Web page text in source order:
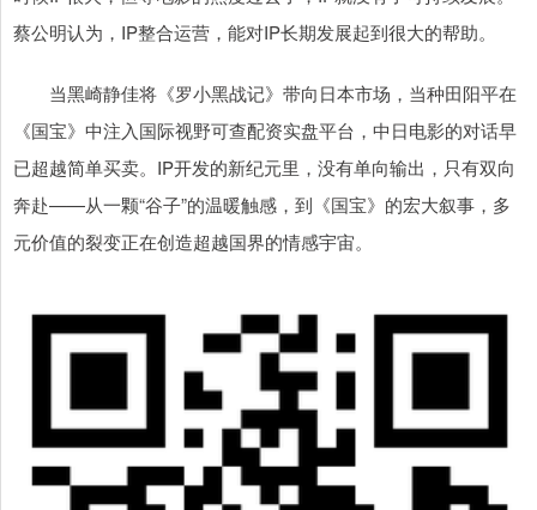
蔡公明认为，IP整合运营，能对IP长期发展起到很大的帮助。
当黑崎静佳将《罗小黑战记》带向日本市场，当种田阳平在
《国宝》中注入国际视野可查配资实盘平台，中日电影的对话早
已超越简单买卖。IP开发的新纪元里，没有单向输出，只有双向
奔赴——从一颗“谷子”的温暖触感，到《国宝》的宏大叙事，多
元价值的裂变正在创造超越国界的情感宇宙。